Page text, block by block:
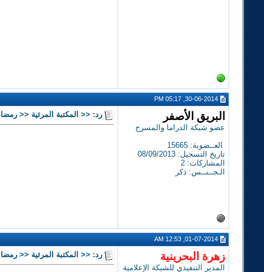
30-06-2014, 05:17 PM
البريق الأصفر
عضو شبكة الدراما والمسرح
العــضوية: 15665
تاريخ التسجيل: 08/09/2013
المشاركات: 2
الـجــنــس: ذكر
رد: << المكتبة المرئية << رمضان
01-07-2014, 12:53 AM
زهرة البحرينية
المدير التنفيذي للشبكة الإعلامية
رد: << المكتبة المرئية << رمضان